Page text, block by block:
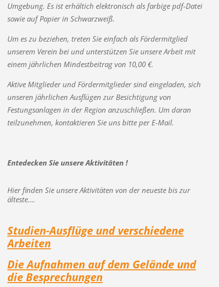
Umgebung. Es ist erhältich elektronisch als farbige pdf-Datei
sowie auf Papier in Schwarzweiß.
Um es zu beziehen, treten Sie einfach als Fördermitglied
unserem Verein bei und unterstützen Sie unsere Arbeit mit
einem jährlichen Mindestbeitrag von 10,00 €.
Aktive Mitglieder und Fördermitglieder sind eingeladen, sich
unseren jährlichen Ausflügen zur Besichtigung von
Festungsanlagen in der Region anzuschließen. Um daran
teilzunehmen, kontaktieren Sie uns bitte per E-Mail.
Entedecken Sie unsere Aktivitäten !
Hier finden Sie unsere Aktivitäten von der neueste bis zur
älteste….
Studien-Ausflüge und verschiedene
Arbeiten
Die Aufnahmen auf dem Gelände und
die Besprechungen